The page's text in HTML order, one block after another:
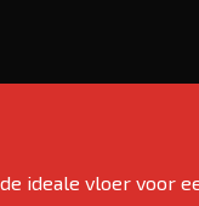
ideale vloer voor